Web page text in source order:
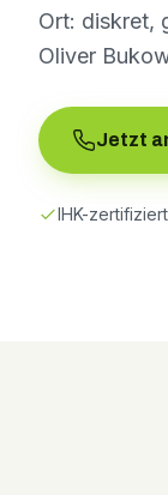
Ort: diskret,
Oliver
Jetzt
IHK-zertifiziert